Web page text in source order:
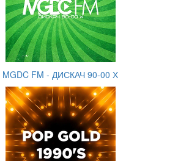
MGDC FM - ДИСКАЧ 90-00 Х